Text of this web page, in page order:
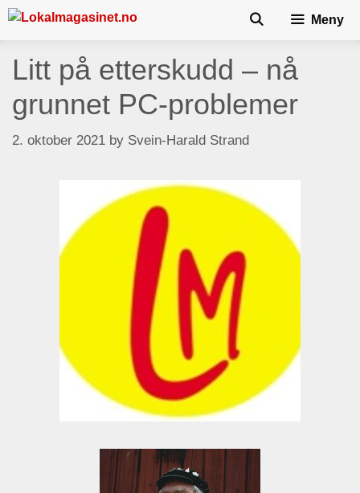
Skip
Meny
Litt på etterskudd – nå
grunnet PC-problemer
2. oktober 2021 by Svein-Harald Strand